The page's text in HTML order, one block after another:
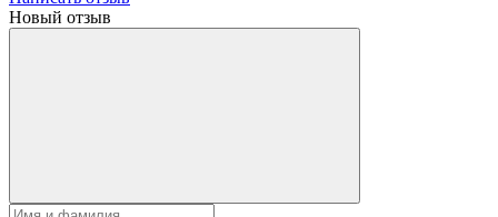
Новый отзыв